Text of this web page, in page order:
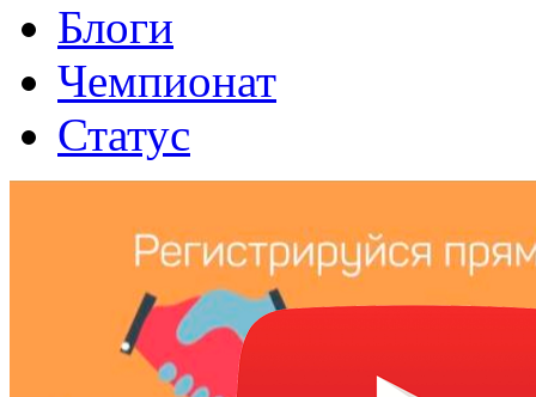
Блоги
Чемпионат
Статус